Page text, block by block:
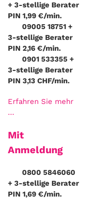
+ 3-stellige Berater
PIN 1,99 €/min.
09005 18751 +
3-stellige Berater
PIN 2,16 €/min.
0901 533355 +
3-stellige Berater
PIN 3,13 CHF/min.
Erfahren Sie mehr
…
Mit
Anmeldung
0800 5846060
+ 3-stellige Berater
PIN 1,69 €/min.